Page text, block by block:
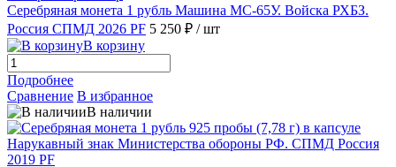
Серебряная монета 1 рубль Машина МС-65У. Войска РХБЗ.
Россия СПМД 2026 PF 5 250 ₽ / шт
В корзину
Подробнее
Сравнение В избранное
В наличии